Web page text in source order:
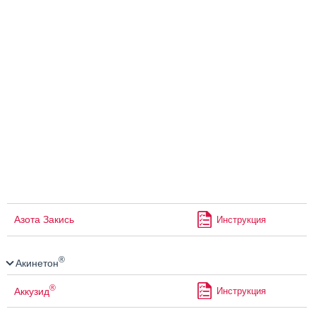
Азота Закись Инструкция
Акинетон®
Аккузид® Инструкция